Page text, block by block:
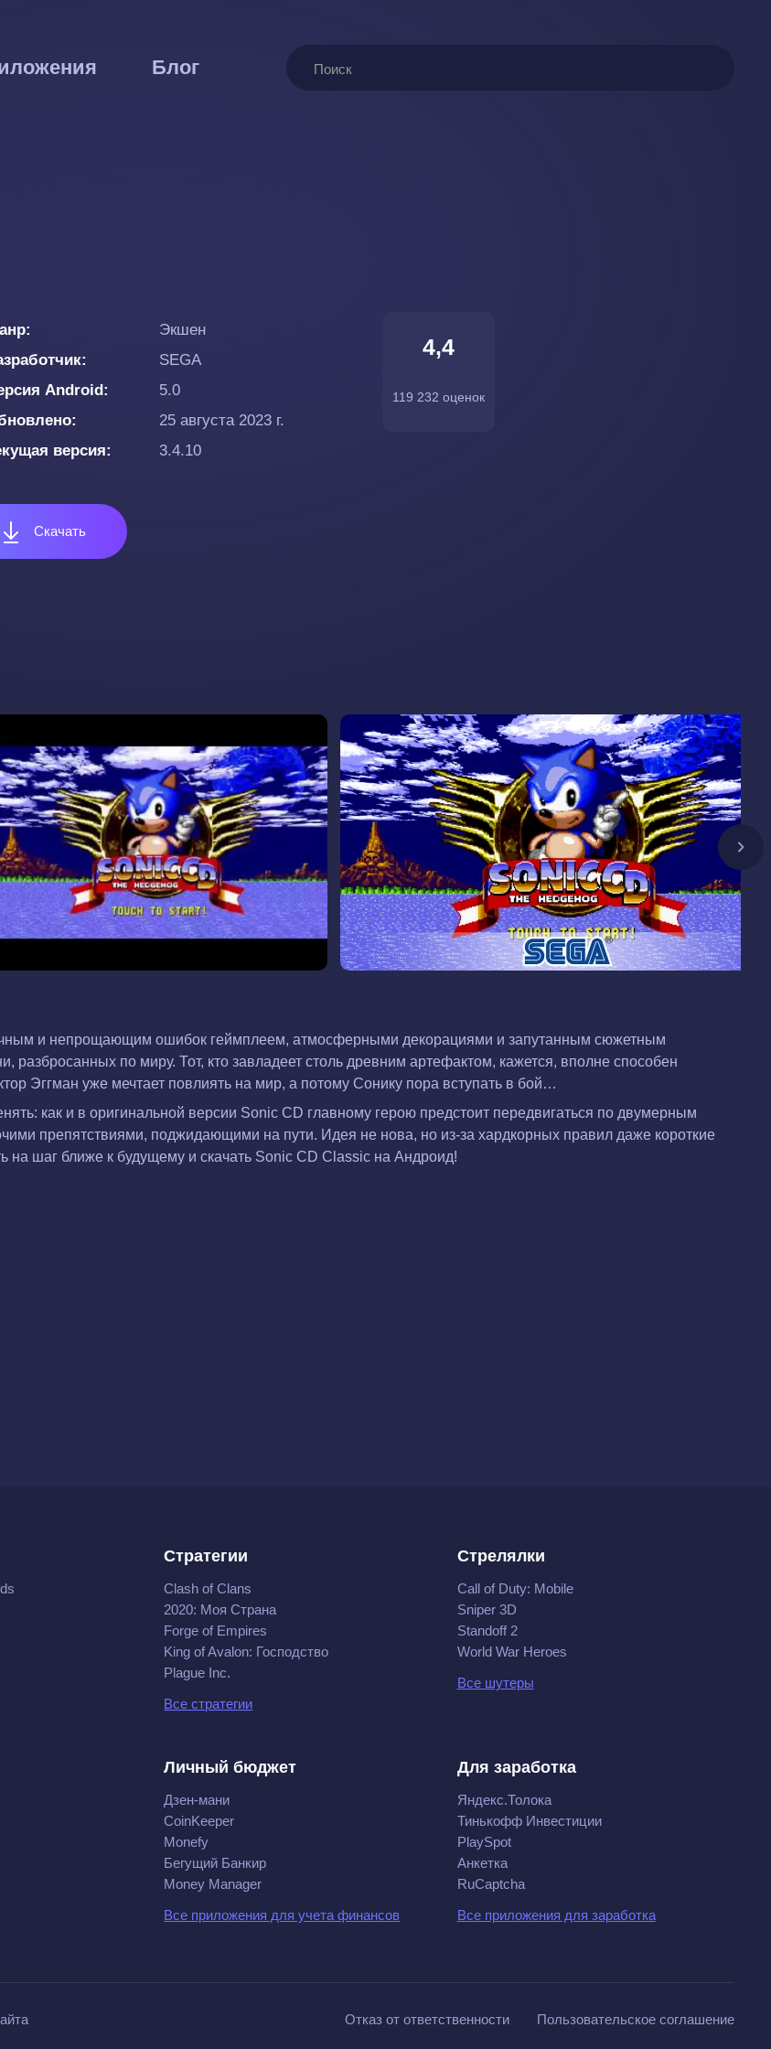
Блог Поиск
Экшен
SEGA
Android
5.0
25 августа 2023 г.
версия
3.4.10
Скачать
4,4
119 232 оценок
и непрощающим ошибок геймплеем, атмосферными декорациями и запутанным сюжетным
по миру. Тот, кто завладеет столь древним артефактом, кажется, вполне способен
Эггман уже мечтает повлиять на мир, а потому Сонику пора вступать в бой…
как и в оригинальной версии Sonic CD главному герою предстоит передвигаться по двумерным
препятствиями, поджидающими на пути. Идея не нова, но из-за хардкорных правил даже короткие
шаг ближе к будущему и скачать Sonic CD Classic на Андроид!
Стратегии
Clash of Clans
2020: Моя Cтрана
Forge of Empires
King of Avalon: Господство
Plague Inc.
Все стратегии
Стрелялки
Call of Duty: Mobile
Sniper 3D
Standoff 2
World War Heroes
Все шутеры
Личный бюджет
Дзен-мани
CoinKeeper
Monefy
Бегущий Банкир
Money Manager
Все приложения для учета финансов
Для заработка
Яндекс.Толока
Тинькофф Инвестиции
PlaySpot
Анкетка
RuCaptcha
Все приложения для заработка
Отказ от ответственности Пользовательское соглашение